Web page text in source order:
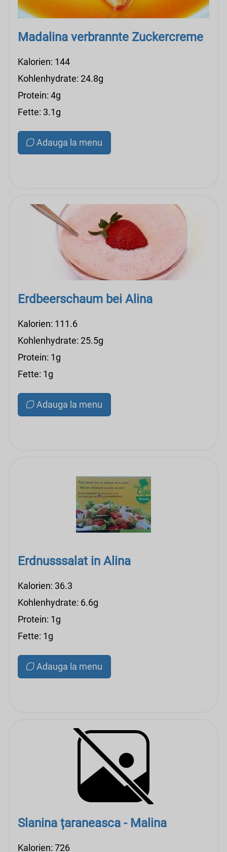
Madalina verbrannte Zuckercreme
Kalorien: 144
Kohlenhydrate: 24.8g
Protein: 4g
Fette: 3.1g
Adauga la menu
Erdbeerschaum bei Alina
Kalorien: 111.6
Kohlenhydrate: 25.5g
Protein: 1g
Fette: 1g
Adauga la menu
Erdnusssalat in Alina
Kalorien: 36.3
Kohlenhydrate: 6.6g
Protein: 1g
Fette: 1g
Adauga la menu
Slanina țaraneasca - Malina
Kalorien: 726